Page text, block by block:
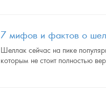
7 мифов и фактов о
Шеллак сейчас на пике
которым не стоит полностью